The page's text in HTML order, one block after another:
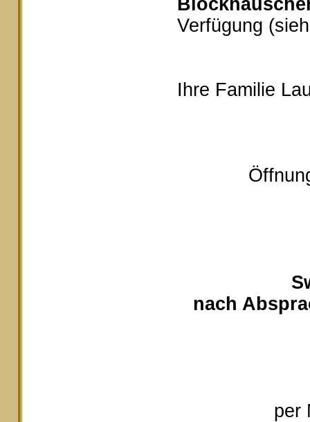
Verfügung
Ihre Familie
nach
per